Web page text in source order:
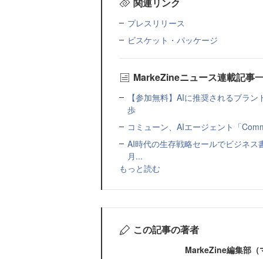
プレスリリース
ビスケット・パッケージ
MarkeZineニュース連載記事
【参加無料】AIに推奨されるブラ
歩
コミューン、AIエージェント「
AI時代の生存戦略セールでビジネ
月...
もっと読む
この記事の著者
MarkeZine編集部（